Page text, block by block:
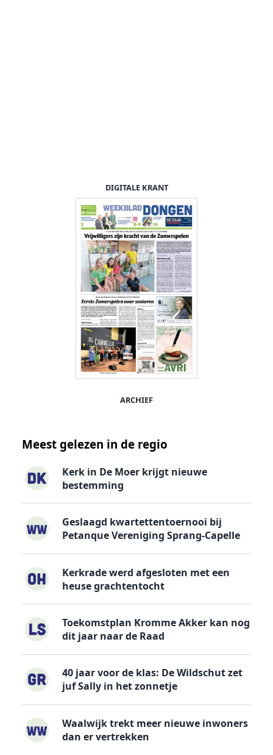
DIGITALE KRANT
ARCHIEF
Meest gelezen in de regio
Kerk in De Moer krijgt nieuwe
bestemming
Geslaagd kwartettentoernooi bij
Petanque Vereniging Sprang-Capelle
Kerkrade werd afgesloten met een
heuse grachtentocht
Toekomstplan Kromme Akker kan nog
dit jaar naar de Raad
40 jaar voor de klas: De Wildschut zet
juf Sally in het zonnetje
Waalwijk trekt meer nieuwe inwoners
dan er vertrekken